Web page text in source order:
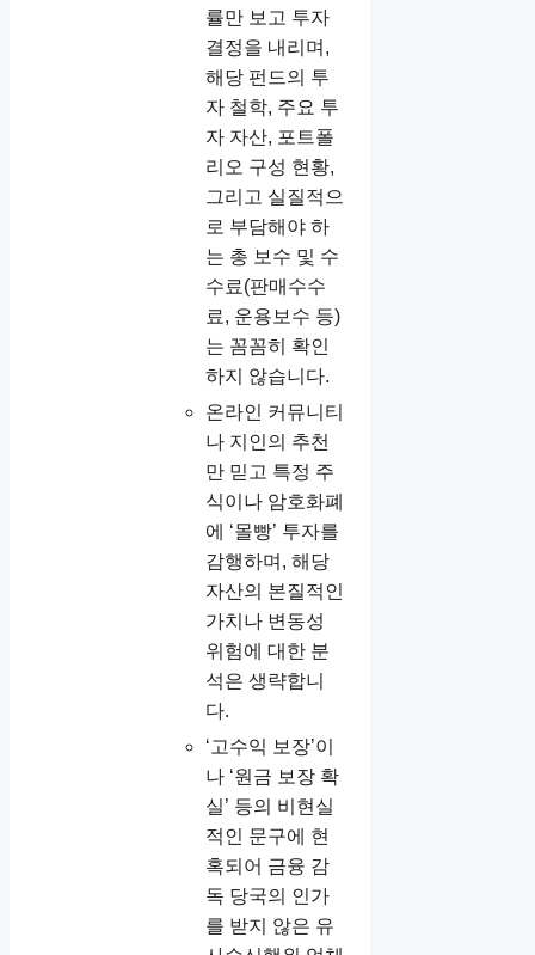
률만 보고 투자
결정을 내리며,
해당 펀드의 투
자 철학, 주요 투
자 자산, 포트폴
리오 구성 현황,
그리고 실질적으
로 부담해야 하
는 총 보수 및 수
수료(판매수수
료, 운용보수 등)
는 꼼꼼히 확인
하지 않습니다.
온라인 커뮤니티
나 지인의 추천
만 믿고 특정 주
식이나 암호화폐
에 ‘몰빵’ 투자를
감행하며, 해당
자산의 본질적인
가치나 변동성
위험에 대한 분
석은 생략합니
다.
‘고수익 보장’이
나 ‘원금 보장 확
실’ 등의 비현실
적인 문구에 현
혹되어 금융 감
독 당국의 인가
를 받지 않은 유